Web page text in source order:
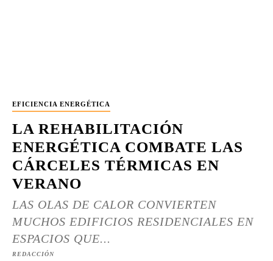
EFICIENCIA ENERGÉTICA
LA REHABILITACIÓN
ENERGÉTICA COMBATE LAS
CÁRCELES TÉRMICAS EN
VERANO
LAS OLAS DE CALOR CONVIERTEN
MUCHOS EDIFICIOS RESIDENCIALES EN
ESPACIOS QUE...
REDACCIÓN